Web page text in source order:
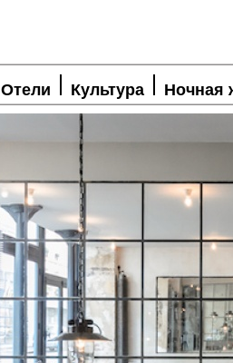
Отели Культура Ночная